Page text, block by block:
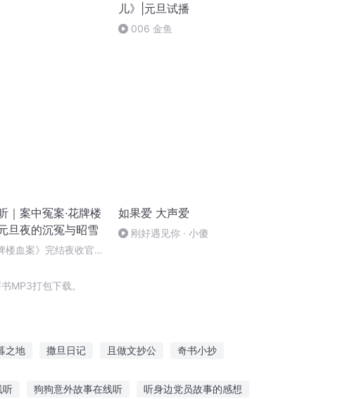
儿》|元旦试播
006 金鱼
｜案中冤案·花牌楼
旦夜的沉冤与昭雪
楼血案》完结夜收官，
如果爱 大声爱
刚好遇见你 · 小傻
MP3打包下载。
之地 撒旦日记 且做文抄公 奇书小抄
听 狗狗意外故事在线听 听身边党员故事的感想